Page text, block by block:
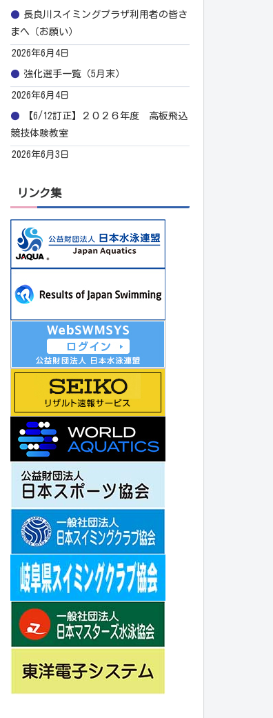
長良川スイミングプラザ利用者の皆さ
まへ（お願い）
2026年6月4日
強化選手一覧（5月末）
2026年6月4日
【6/12訂正】２０２６年度 高板飛込
競技体験教室
2026年6月3日
リンク集